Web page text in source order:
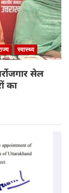
स्वास्थ्य
सेल
का